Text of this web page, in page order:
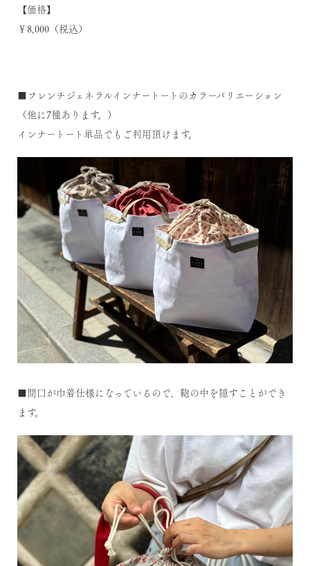
【価格】
￥8,000（税込）
■フレンチジェネラルインナートートのカラーバリエーション
（他に7種あります。）
インナートート単品でもご利用頂けます。
■間口が巾着仕様になっているので、鞄の中を隠すことができ
ます。